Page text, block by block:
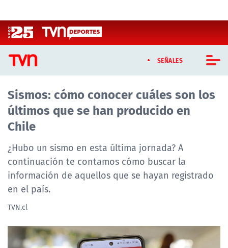
SEÑALES
CASTING MASTERCHEF CHILE
CASTING TVN VERTICAL
TVN VERTICAL
TVN PLAY
PROGRAMAS
NTV
Sismos: cómo conocer cuáles son los
últimos que se han producido en
Chile
¿Hubo un sismo en esta última jornada? A
continuación te contamos cómo buscar la
información de aquellos que se hayan registrado
en el país.
TVN.cl